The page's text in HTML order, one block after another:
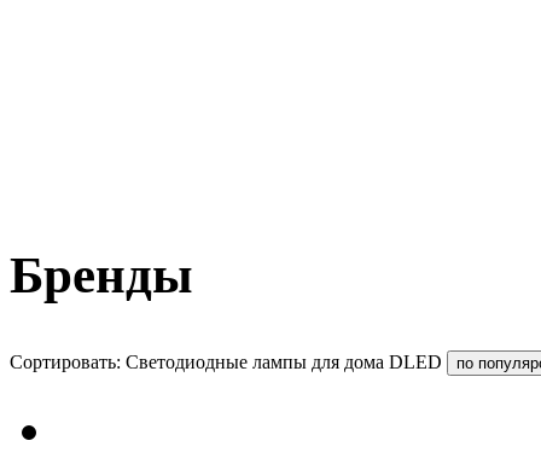
Бренды
Сортировать: Светодиодные лампы для дома DLED